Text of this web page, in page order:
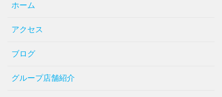
ホーム
アクセス
ブログ
グループ店舗紹介